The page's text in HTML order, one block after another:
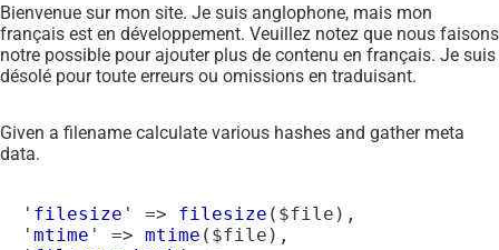
d'Ariane
Bienvenue sur mon site. Je suis anglophone, mais mon
français est en développement. Veuillez notez que nous faisons
notre possible pour ajouter plus de contenu en français. Je suis
désolé pour toute erreurs ou omissions en traduisant.
Given a filename calculate various hashes and gather meta
data.
  '
filesize ' => filesize ($file),
  '
mtime ' => mtime ($file),